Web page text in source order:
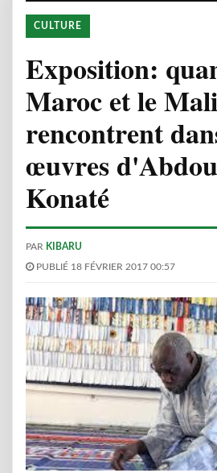
CULTURE
Exposition:
Maroc et le
rencontrent
œuvres
Konaté
PAR KIBARU
PUBLIÉ 18 FÉVRIER 2017 00:57